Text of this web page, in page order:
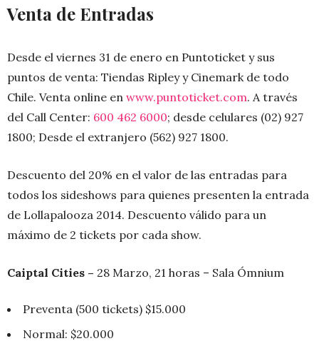
Venta de Entradas
Desde el viernes 31 de enero en Puntoticket y sus
puntos de venta: Tiendas Ripley y Cinemark de todo
Chile. Venta online en www.puntoticket.com. A través
del Call Center: 600 462 6000; desde celulares (02) 927
1800; Desde el extranjero (562) 927 1800.
Descuento del 20% en el valor de las entradas para
todos los sideshows para quienes presenten la entrada
de Lollapalooza 2014. Descuento válido para un
máximo de 2 tickets por cada show.
Caiptal Cities – 28 Marzo, 21 horas – Sala Ómnium
Preventa (500 tickets) $15.000
Normal: $20.000